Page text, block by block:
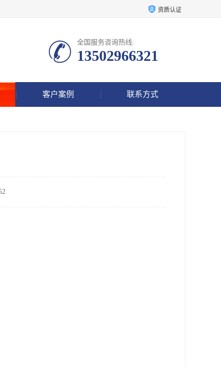
资质认证
全国服务咨询热线:
13502966321
客户案例 联系方式